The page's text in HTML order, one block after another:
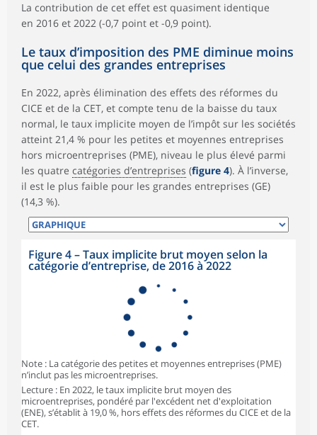
La contribution de cet effet est quasiment identique
en 2016 et 2022 (-0,7 point et -0,9 point).
Le taux d’imposition des PME diminue moins
que celui des grandes entreprises
En 2022, après élimination des effets des réformes du
CICE et de la CET, et compte tenu de la baisse du taux
normal, le taux implicite moyen de l’impôt sur les sociétés
atteint 21,4 % pour les petites et moyennes entreprises
hors microentreprises (PME), niveau le plus élevé parmi
les quatre catégories d’entreprises (figure 4). À l’inverse,
il est le plus faible pour les grandes entreprises (GE)
(14,3 %).
Figure 4 – Taux implicite brut moyen selon la
catégorie d’entreprise, de 2016 à 2022
Note : La catégorie des petites et moyennes entreprises (PME)
n’inclut pas les microentreprises.
Lecture : En 2022, le taux implicite brut moyen des
microentreprises, pondéré par l'excédent net d'exploitation
(ENE), s’établit à 19,0 %, hors effets des réformes du CICE et de la
CET.